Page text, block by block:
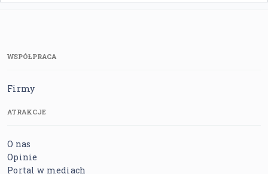
WSPÓŁPRACA
Firmy
ATRAKCJE
O nas
Opinie
Portal w mediach